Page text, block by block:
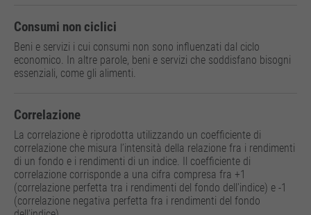
Consumi non ciclici
Beni e servizi i cui consumi non sono influenzati dal ciclo
economico. In altre parole, beni e servizi che soddisfano bisogni
essenziali, come gli alimenti.
Correlazione
La correlazione è riprodotta utilizzando un coefficiente di
correlazione che misura l’intensità della relazione fra i rendimenti
di un fondo e i rendimenti di un indice. Il coefficiente di
correlazione corrisponde a una cifra compresa fra +1
(correlazione perfetta tra i rendimenti del fondo dell'indice) e -1
(correlazione negativa perfetta fra i rendimenti del fondo